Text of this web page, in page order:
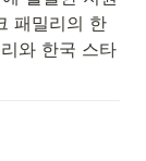
패밀리의 한
와 한국 스타